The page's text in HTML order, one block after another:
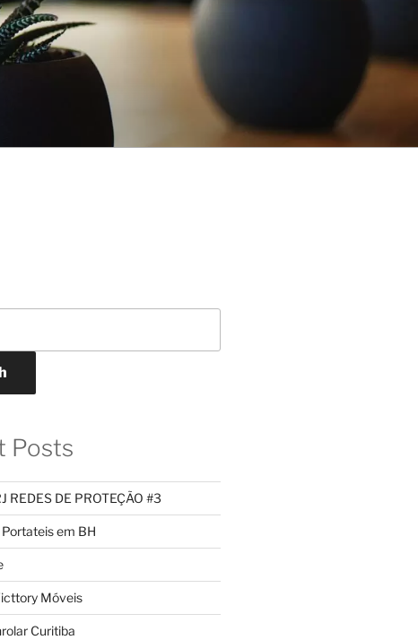
Posts
REDES DE PROTEÇÃO #3
em BH
Móveis
Curitiba